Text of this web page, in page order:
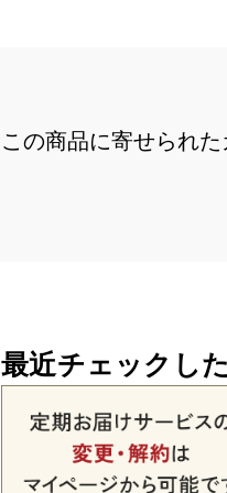
この商品に寄せられ
最近チェックし